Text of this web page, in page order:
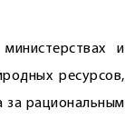
и
ресурсов,
за рациональным